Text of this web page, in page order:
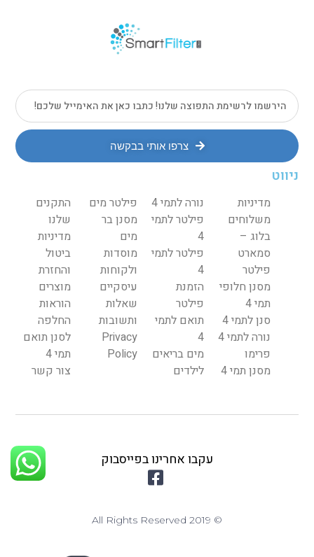
צרפו אותי בבקשה
ניווט
מדיניות
משלוחים
בלוג –
סמארט
פילטר
מסנן חלופי
תמי 4
סנן לתמי 4
נורה לתמי 4
פרימו
מסנן תמי 4
נורה לתמי 4
פילטר לתמי
4
פילטר לתמי
4
הזמנת
פילטר
תואם לתמי
4
מים בריאים
לילדים
פילטר מים
מסנן בר
מים
מוסדות
ולקוחות
עיסקיים
שאלות
ותשובות
Privacy
Policy
התקנים
שלנו
מדיניות
ביטול
והחזרת
מוצרים
הוראות
החלפה
לסנן תואם
תמי 4
צור קשר
עקבו אחרינו בפייסבוק
© 2019 All Rights Reserved